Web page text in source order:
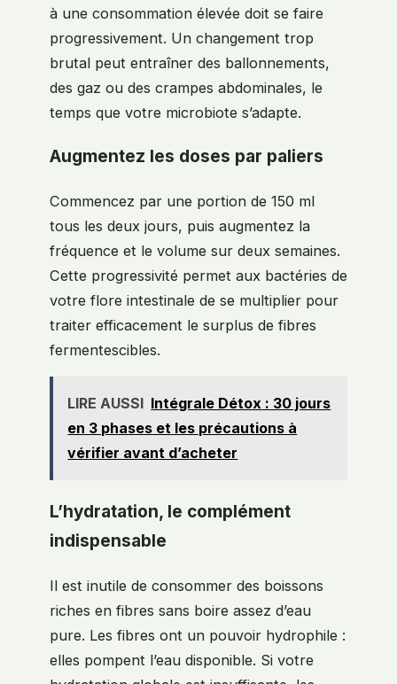
à une consommation élevée doit se faire
progressivement. Un changement trop
brutal peut entraîner des ballonnements,
des gaz ou des crampes abdominales, le
temps que votre microbiote s’adapte.
Augmentez les doses par paliers
Commencez par une portion de 150 ml
tous les deux jours, puis augmentez la
fréquence et le volume sur deux semaines.
Cette progressivité permet aux bactéries de
votre flore intestinale de se multiplier pour
traiter efficacement le surplus de fibres
fermentescibles.
LIRE AUSSI Intégrale Détox : 30 jours
en 3 phases et les précautions à
vérifier avant d’acheter
L’hydratation, le complément
indispensable
Il est inutile de consommer des boissons
riches en fibres sans boire assez d’eau
pure. Les fibres ont un pouvoir hydrophile :
elles pompent l’eau disponible. Si votre